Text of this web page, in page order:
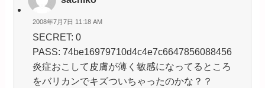
2008年7月7日 11:18 AM
SECRET: 0
PASS: 74be16979710d4c4e7c6647856088456
炎症おこして皮膚が薄く敏感になってるところ
をバリカンでキズついちゃったのかな？？